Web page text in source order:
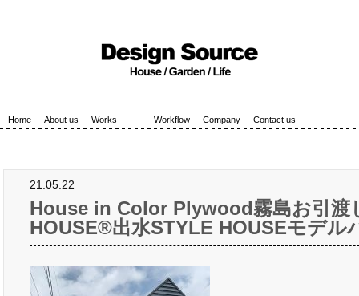
Home About us Works Workflow Company Contact us
21.05.22
House in Color Plywood霧島お引渡
HOUSE®︎出水STYLE HOUSEモデル